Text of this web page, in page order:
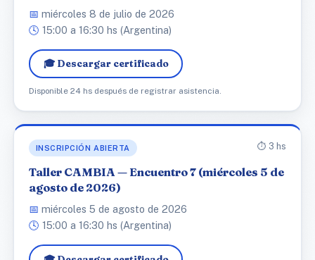
📅 miércoles 8 de julio de 2026
🕓 15:00 a 16:30 hs (Argentina)
🎓 Descargar certificado
Disponible 24 hs después de registrar asistencia.
INSCRIPCIÓN ABIERTA ⏱️ 3 hs
Taller CAMBIA — Encuentro 7 (miércoles 5 de
agosto de 2026)
📅 miércoles 5 de agosto de 2026
🕓 15:00 a 16:30 hs (Argentina)